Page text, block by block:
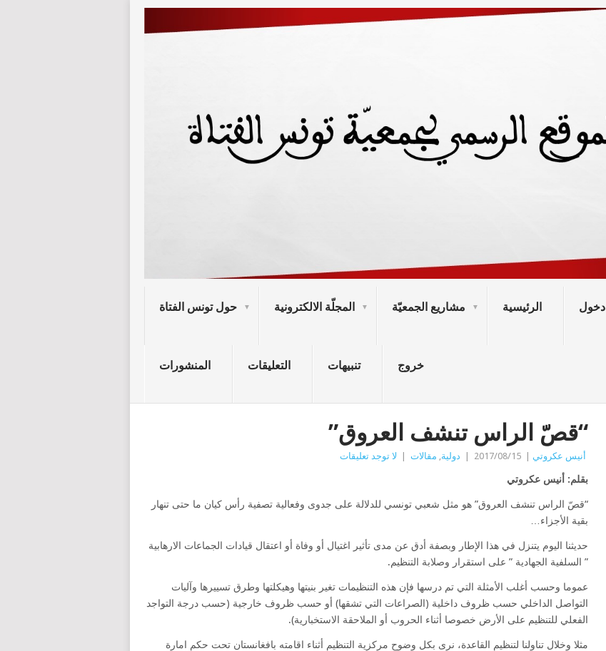
حول تونس الفتاة المجلّة الالكترونية مشاريع الجمعيّة الرئيسية دخول
المنشورات التعليقات تنبيهات خروج
“قصّ الراس تنشف العروق”
أنيس عكروتي 2017/08/15 دولية مقالات لا توجد تعليقات
بقلم: أنيس عكروتي
“قصّ الراس تنشف العروق” هو مثل شعبي تونسي للدلالة على جدوى وفعالية تصفية رأس كيان ما حتى تنهار
بقية الأجزاء…
حديثنا اليوم يتنزل في هذا الإطار وبصفة أدق عن مدى تأثير اغتيال أو وفاة أو اعتقال قيادات الجماعات الارهابية
” السلفية الجهادية ” على استقرار وصلابة التنظيم.
عموما وحسب أغلب الأمثلة التي تم درسها فإن هذه التنظيمات تغير بنيتها وهيكلتها وطرق تسييرها وآليات
التواصل الداخلي حسب ظروف داخلية (الصراعات التي تشقها) أو حسب ظروف خارجية (حسب درجة التواجد
الفعلي للتنظيم على الأرض خصوصا أثناء الحروب أو الملاحقة الاستخبارية).
مثلا وخلال تناولنا لتنظيم القاعدة، نرى بكل وضوح مركزية التنظيم أثناء اقامته بافغانستان تحت حكم امارة